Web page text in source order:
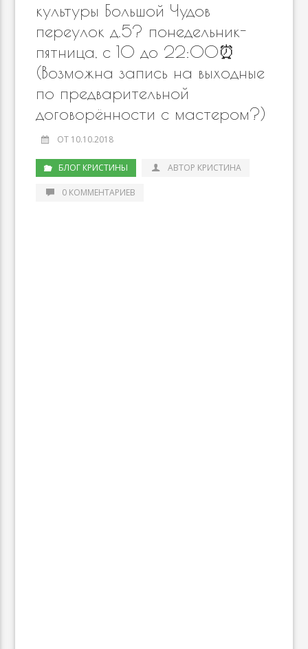
культуры Большой Чудов
переулок д.5? понедельник-
пятница, с 10 до 22:00⏰
(Возможна запись на выходные
по предварительной
договорённости с мастером?)
ОТ 10.10.2018
БЛОГ КРИСТИНЫ АВТОР КРИСТИНА
0 КОММЕНТАРИЕВ